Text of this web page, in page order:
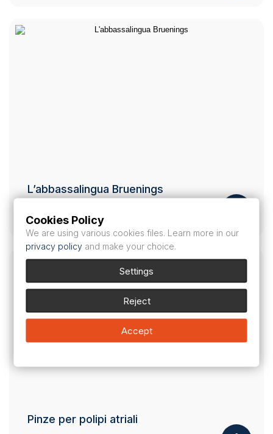
L’abbassalingua Bruenings
Pinze per polipi atriali
Cookies Policy
We are using various cookies files. Learn more in our
privacy policy and make your choice.
Settings
Reject
Accept